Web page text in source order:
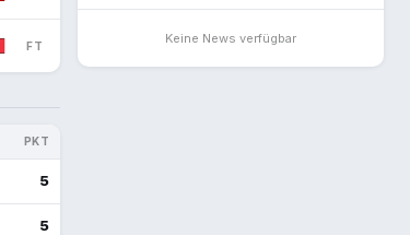
FT
PKT
5
5
Keine News verfügbar